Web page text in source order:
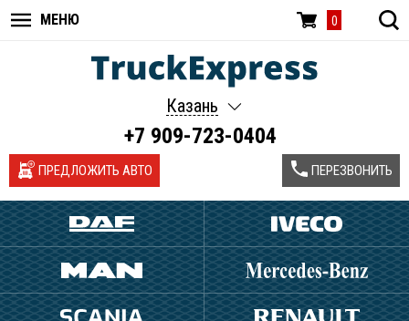
МЕНЮ 0
Казань
+7 909-723-0404
ПРЕДЛОЖИТЬ АВТО